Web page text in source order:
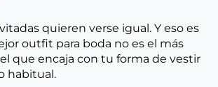
quieren verse igual. Y eso es
outfit para boda no es el más
el que encaja con tu forma de vestir
habitual.